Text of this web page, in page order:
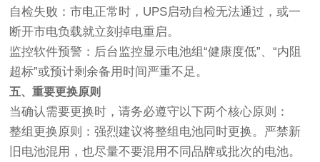
自检失败：市电正常时，UPS启动自检无法通过，或一
断开市电负载就立刻掉电重启。
监控软件预警：后台监控显示电池组“健康度低”、“内阻
超标”或预计剩余备用时间严重不足。
五、重要更换原则
当确认需要更换时，请务必遵守以下两个核心原则：
整组更换原则：强烈建议将整组电池同时更换。严禁新
旧电池混用，也尽量不要混用不同品牌或批次的电池。